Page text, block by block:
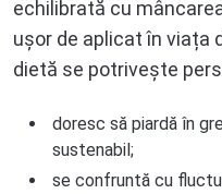
echilibrată cu
ușor de aplicat în viața
dietă se potrivește
doresc să piardă în
sustenabil;
se confruntă cu